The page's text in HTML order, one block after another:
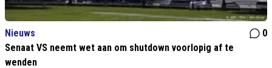
Nieuws
0
Senaat VS neemt wet aan om shutdown voorlopig af te
wenden